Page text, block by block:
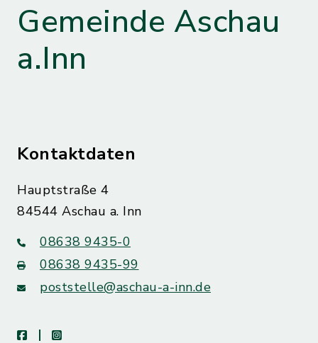
Gemeinde Aschau
a.Inn
Kontaktdaten
Hauptstraße 4
84544 Aschau a. Inn
08638 9435-0
08638 9435-99
poststelle@aschau-a-inn.de
facebookinstagram